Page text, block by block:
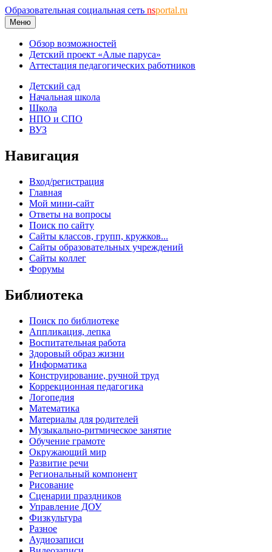
Образовательная социальная сеть nsportal.ru
Меню
Обзор возможностей
Детский проект «Алые паруса»
Аттестация педагогических работников
Детский сад
Начальная школа
Школа
НПО и СПО
ВУЗ
Навигация
Вход/регистрация
Главная
Мой мини-сайт
Ответы на вопросы
Поиск по сайту
Сайты классов, групп, кружков...
Сайты образовательных учреждений
Сайты коллег
Форумы
Библиотека
Поиск по библиотеке
Аппликация, лепка
Воспитательная работа
Здоровый образ жизни
Информатика
Конструирование, ручной труд
Коррекционная педагогика
Логопедия
Математика
Материалы для родителей
Музыкально-ритмическое занятие
Обучение грамоте
Окружающий мир
Развитие речи
Региональный компонент
Рисование
Сценарии праздников
Управление ДОУ
Физкультура
Разное
Аудиозаписи